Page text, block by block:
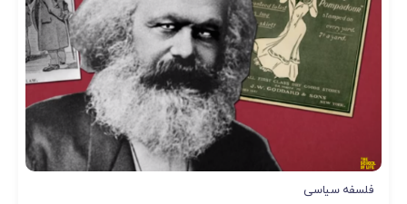
فلسفه سیاسی